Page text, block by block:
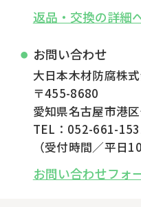
返品・交換の詳細
お問い合わせ
大日本木材防腐株
〒455-8680
愛知県名古屋市港
TEL：052-661-
（受付時間／平日
お問い合わせフォ